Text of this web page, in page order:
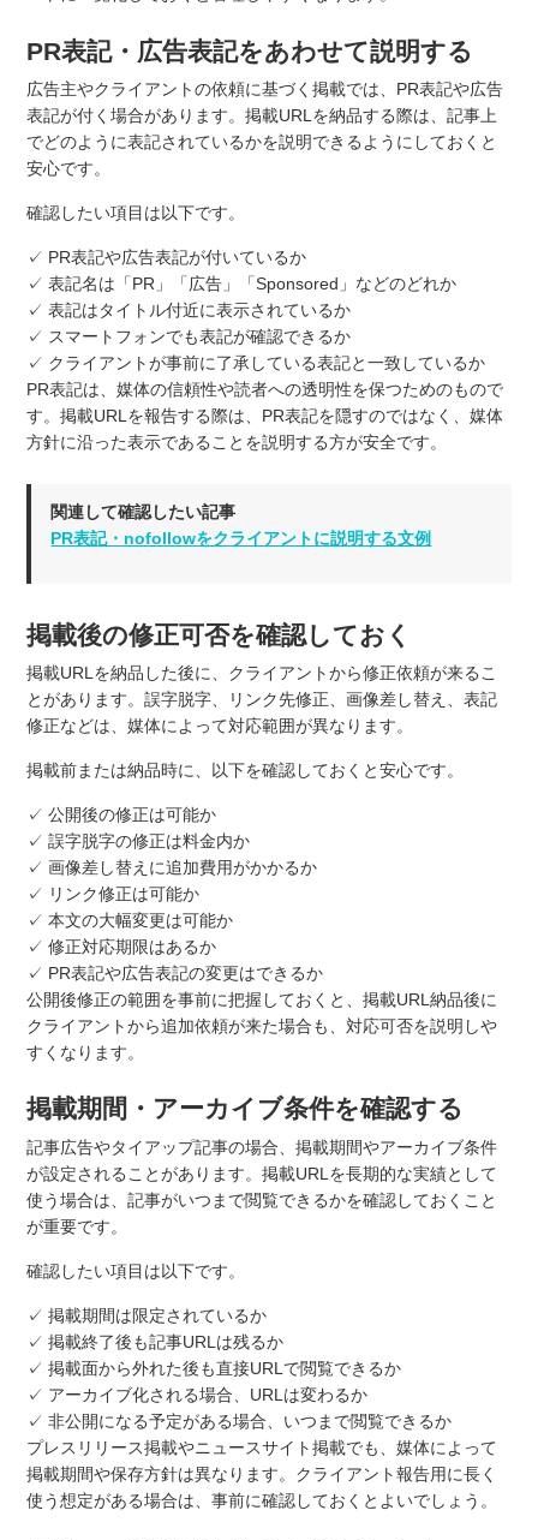
PR表記・広告表記をあわせて説明する
広告主やクライアントの依頼に基づく掲載では、PR表記や広告
表記が付く場合があります。掲載URLを納品する際は、記事上
でどのように表記されているかを説明できるようにしておくと
安心です。
確認したい項目は以下です。
✓ PR表記や広告表記が付いているか
✓ 表記名は「PR」「広告」「Sponsored」などのどれか
✓ 表記はタイトル付近に表示されているか
✓ スマートフォンでも表記が確認できるか
✓ クライアントが事前に了承している表記と一致しているか
PR表記は、媒体の信頼性や読者への透明性を保つためのもので
す。掲載URLを報告する際は、PR表記を隠すのではなく、媒体
方針に沿った表示であることを説明する方が安全です。
関連して確認したい記事
PR表記・nofollowをクライアントに説明する文例
掲載後の修正可否を確認しておく
掲載URLを納品した後に、クライアントから修正依頼が来るこ
とがあります。誤字脱字、リンク先修正、画像差し替え、表記
修正などは、媒体によって対応範囲が異なります。
掲載前または納品時に、以下を確認しておくと安心です。
✓ 公開後の修正は可能か
✓ 誤字脱字の修正は料金内か
✓ 画像差し替えに追加費用がかかるか
✓ リンク修正は可能か
✓ 本文の大幅変更は可能か
✓ 修正対応期限はあるか
✓ PR表記や広告表記の変更はできるか
公開後修正の範囲を事前に把握しておくと、掲載URL納品後に
クライアントから追加依頼が来た場合も、対応可否を説明しや
すくなります。
掲載期間・アーカイブ条件を確認する
記事広告やタイアップ記事の場合、掲載期間やアーカイブ条件
が設定されることがあります。掲載URLを長期的な実績として
使う場合は、記事がいつまで閲覧できるかを確認しておくこと
が重要です。
確認したい項目は以下です。
✓ 掲載期間は限定されているか
✓ 掲載終了後も記事URLは残るか
✓ 掲載面から外れた後も直接URLで閲覧できるか
✓ アーカイブ化される場合、URLは変わるか
✓ 非公開になる予定がある場合、いつまで閲覧できるか
プレスリリース掲載やニュースサイト掲載でも、媒体によって
掲載期間や保存方針は異なります。クライアント報告用に長く
使う想定がある場合は、事前に確認しておくとよいでしょう。